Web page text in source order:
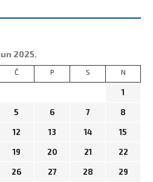
2025.
Č P S N
1
5 6 7 8
12 13 14 15
19 20 21 22
26 27 28 29